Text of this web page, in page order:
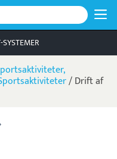
SYSTEMER
/Drift af